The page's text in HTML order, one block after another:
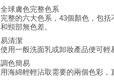
全球膚色完整色系
完整的六大色系，43個顏色，包
和頸部無色差。
易清潔
使用一般洗面乳或卸妝產品便可輕
調色簡易
用海綿輕輕沾取需要的兩個色彩，